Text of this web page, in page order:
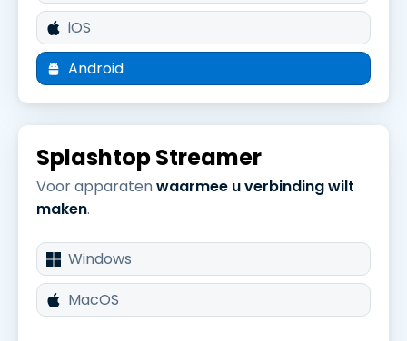
iOS
Android
Splashtop Streamer
Voor apparatenwaarmee u verbinding wilt
maken.
Windows
MacOS